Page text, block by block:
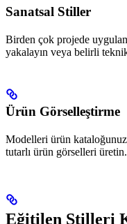
Sanatsal Stiller
Birden çok projede
yakalayın veya belirli
Ürün Görselleştirme
Modelleri ürün
tutarlı ürün görselleri üretin.
Eğitilen Stilleri